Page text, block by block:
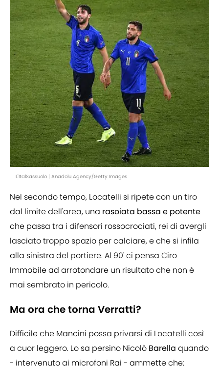
L'ItalSassuolo | Anadolu Agency/Getty Images
Nel secondo tempo, Locatelli si ripete con un tiro
dal limite dell'area, una rasoiata bassa e potente
che passa tra i difensori rossocrociati, rei di avergli
lasciato troppo spazio per calciare, e che si infila
alla sinistra del portiere. Al 90' ci pensa Ciro
Immobile ad arrotondare un risultato che non è
mai sembrato in pericolo.
Ma ora che torna Verratti?
Difficile che Mancini possa privarsi di Locatelli così
a cuor leggero. Lo sa persino Nicolò Barella quando
- intervenuto ai microfoni Rai - ammette che: